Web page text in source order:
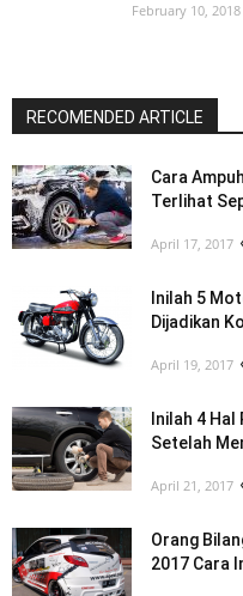
February 10, 2018
RECOMENDED ARTICLE
Cara
Terlihat
April 17, 2017
Inilah 5
Dijadikan
April 19, 2017
Inilah 4
Setelah
April 21, 2017
Orang
2017 Cara